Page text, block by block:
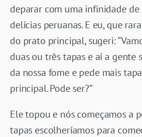
deparar com uma infinidade de
delícias peruanas. E eu, que
do prato principal, sugeri:
duas ou três tapas e aí a gente
da nossa fome e pede mais
principal. Pode ser?”
Ele topou e nós começamos a
tapas escolheríamos para